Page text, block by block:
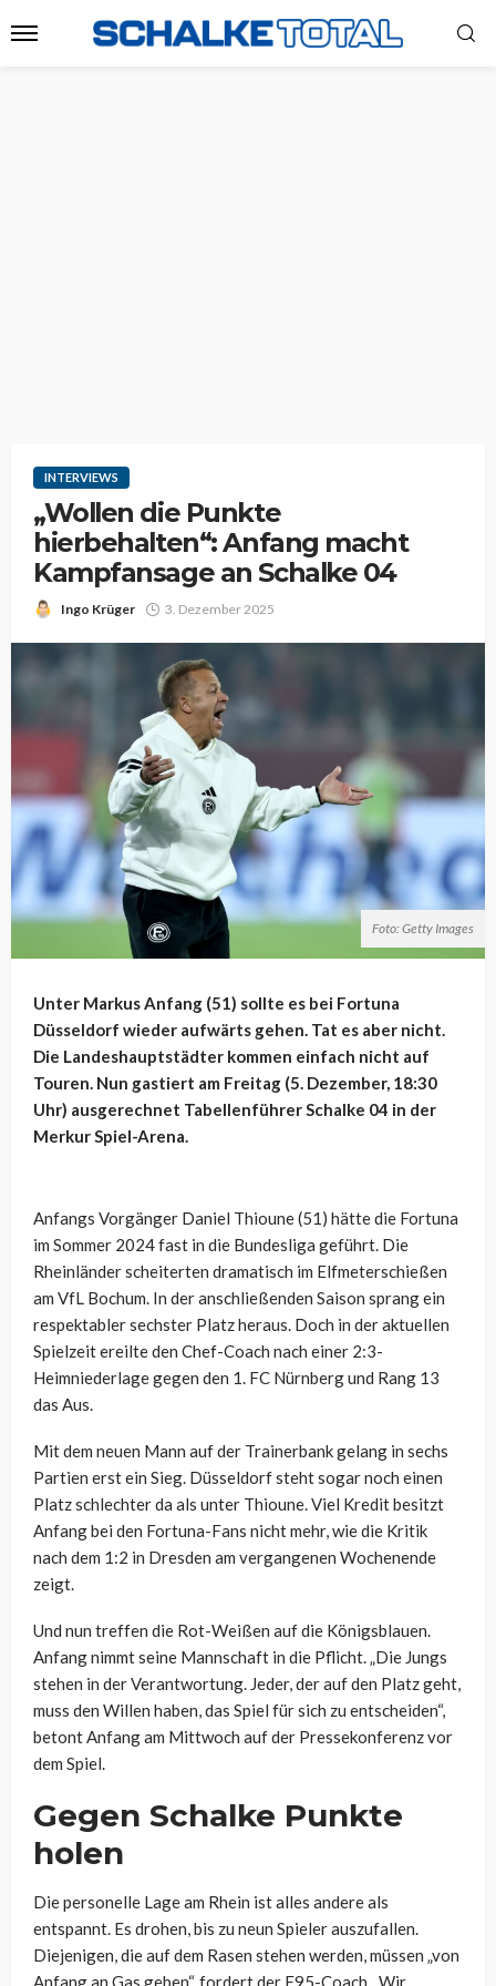
INTERVIEWS
„Wollen die Punkte
hierbehalten“: Anfang macht
Kampfansage an Schalke 04
Ingo Krüger 3. Dezember 2025
Foto: Getty Images
Unter Markus Anfang (51) sollte es bei Fortuna
Düsseldorf wieder aufwärts gehen. Tat es aber nicht.
Die Landeshauptstädter kommen einfach nicht auf
Touren. Nun gastiert am Freitag (5. Dezember, 18:30
Uhr) ausgerechnet Tabellenführer Schalke 04 in der
Merkur Spiel-Arena.
Anfangs Vorgänger Daniel Thioune (51) hätte die Fortuna
im Sommer 2024 fast in die Bundesliga geführt. Die
Rheinländer scheiterten dramatisch im Elfmeterschießen
am VfL Bochum. In der anschließenden Saison sprang ein
respektabler sechster Platz heraus. Doch in der aktuellen
Spielzeit ereilte den Chef-Coach nach einer 2:3-
Heimniederlage gegen den 1. FC Nürnberg und Rang 13
das Aus.
Mit dem neuen Mann auf der Trainerbank gelang in sechs
Partien erst ein Sieg. Düsseldorf steht sogar noch einen
Platz schlechter da als unter Thioune. Viel Kredit besitzt
Anfang bei den Fortuna-Fans nicht mehr, wie die Kritik
nach dem 1:2 in Dresden am vergangenen Wochenende
zeigt.
Und nun treffen die Rot-Weißen auf die Königsblauen.
Anfang nimmt seine Mannschaft in die Pflicht. „Die Jungs
stehen in der Verantwortung. Jeder, der auf den Platz geht,
muss den Willen haben, das Spiel für sich zu entscheiden“,
betont Anfang am Mittwoch auf der Pressekonferenz vor
dem Spiel.
Gegen Schalke Punkte
holen
Die personelle Lage am Rhein ist alles andere als
entspannt. Es drohen, bis zu neun Spieler auszufallen.
Diejenigen, die auf dem Rasen stehen werden, müssen „von
Anfang an Gas geben“, fordert der F95-Coach. „Wir